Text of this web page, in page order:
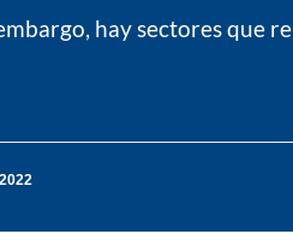
hay sectores que